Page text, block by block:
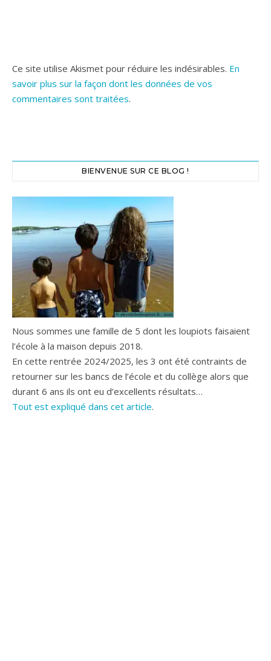
Ce site utilise Akismet pour réduire les indésirables. En
savoir plus sur la façon dont les données de vos
commentaires sont traitées.
BIENVENUE SUR CE BLOG !
Nous sommes une famille de 5 dont les loupiots faisaient
l’école à la maison depuis 2018.
En cette rentrée 2024/2025, les 3 ont été contraints de
retourner sur les bancs de l’école et du collège alors que
durant 6 ans ils ont eu d’excellents résultats…
Tout est expliqué dans cet article.